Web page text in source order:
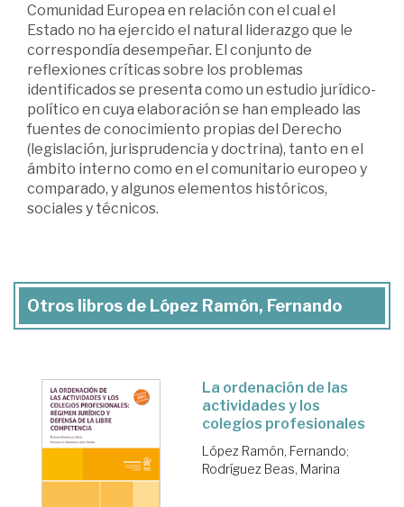
Comunidad Europea en relación con el cual el
Estado no ha ejercido el natural liderazgo que le
correspondía desempeñar. El conjunto de
reflexiones críticas sobre los problemas
identificados se presenta como un estudio jurídico-
político en cuya elaboración se han empleado las
fuentes de conocimiento propias del Derecho
(legislación, jurisprudencia y doctrina), tanto en el
ámbito interno como en el comunitario europeo y
comparado, y algunos elementos históricos,
sociales y técnicos.
Otros libros de López Ramón, Fernando
La ordenación de las
actividades y los
colegios profesionales
López Ramón, Fernando;
Rodríguez Beas, Marina